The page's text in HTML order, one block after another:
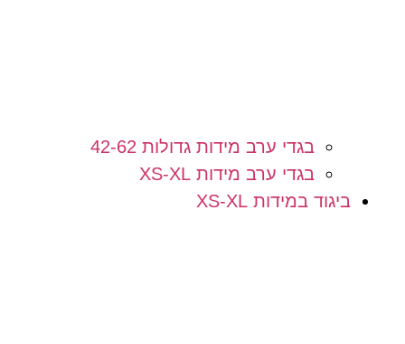
בגדי ערב מידות גדולות 42-62
בגדי ערב מידות XS-XL
ביגוד במידות XS-XL